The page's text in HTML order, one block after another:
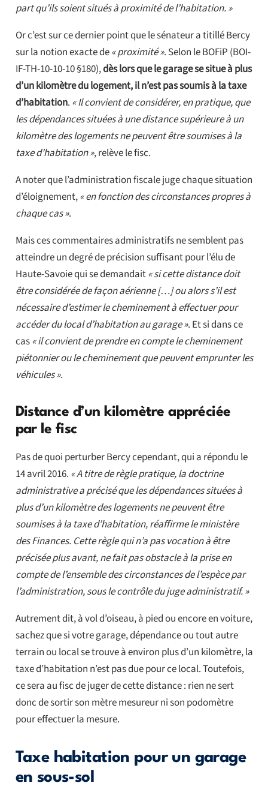
part qu’ils soient situés à proximité de l’habitation. »
Or c’est sur ce dernier point que le sénateur a titillé Bercy
sur la notion exacte de« proximité ». Selon le BOFiP (BOI-
IF-TH-10-10-10 §180),dès lors que le garage se situe à plus
d’un kilomètre du logement, il n’est pas soumis à la taxe
d’habitation. « Il convient de considérer, en pratique, que
les dépendances situées à une distance supérieure à un
kilomètre des logements ne peuvent être soumises à la
taxe d’habitation », relève le fisc.
A noter que l’administration fiscale juge chaque situation
d’éloignement,« en fonction des circonstances propres à
chaque cas ».
Mais ces commentaires administratifs ne semblent pas
atteindre un degré de précision suffisant pour l’élu de
Haute-Savoie qui se demandait« si cette distance doit
être considérée de façon aérienne […] ou alors s’il est
nécessaire d’estimer le cheminement à effectuer pour
accéder du local d’habitation au garage ». Et si dans ce
cas« il convient de prendre en compte le cheminement
piétonnier ou le cheminement que peuvent emprunter les
véhicules ».
Distance d’un kilomètre appréciée
par le fisc
Pas de quoi perturber Bercy cependant, qui a répondu le
14 avril 2016. « A titre de règle pratique, la doctrine
administrative a précisé que les dépendances situées à
plus d’un kilomètre des logements ne peuvent être
soumises à la taxe d’habitation, réaffirme le ministère
des Finances. Cette règle qui n’a pas vocation à être
précisée plus avant, ne fait pas obstacle à la prise en
compte de l’ensemble des circonstances de l’espèce par
l’administration, sous le contrôle du juge administratif. »
Autrement dit, à vol d’oiseau, à pied ou encore en voiture,
sachez que si votre garage, dépendance ou tout autre
terrain ou local se trouve à environ plus d’un kilomètre, la
taxe d’habitation n’est pas due pour ce local. Toutefois,
ce sera au fisc de juger de cette distance : rien ne sert
donc de sortir son mètre mesureur ni son podomètre
pour effectuer la mesure.
Taxe habitation pour un garage
en sous-sol